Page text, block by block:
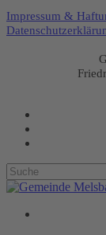
Impressum &